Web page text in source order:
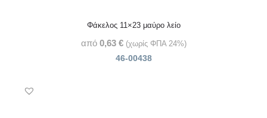
Φάκελος 11×23 μαύρο λείο
από 0,63 € (χωρίς ΦΠΑ 24%)
46-00438